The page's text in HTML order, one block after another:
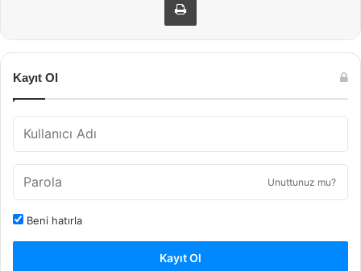
Kayıt Ol
Unuttunuz mu?
Beni hatırla
Kayıt Ol